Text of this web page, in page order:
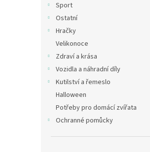
Sport
Ostatní
Hračky
Velikonoce
Zdraví a krása
Vozidla a náhradní díly
Kutilství a řemeslo
Halloween
Potřeby pro domácí zvířata
Ochranné pomůcky